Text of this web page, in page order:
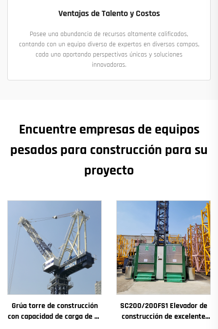
Ventajas de Talento y Costos
Posee una abundancia de recursos altamente calificados,
contando con un equipo diverso de expertos en diversos campos,
cada uno aportando perspectivas únicas y soluciones
innovadoras.
Encuentre empresas de equipos
pesados para construcción para su
proyecto
Grúa torre de construcción
con capacidad de carga de 4t
SC200/200FS1 Elevador de
construcción de excelente